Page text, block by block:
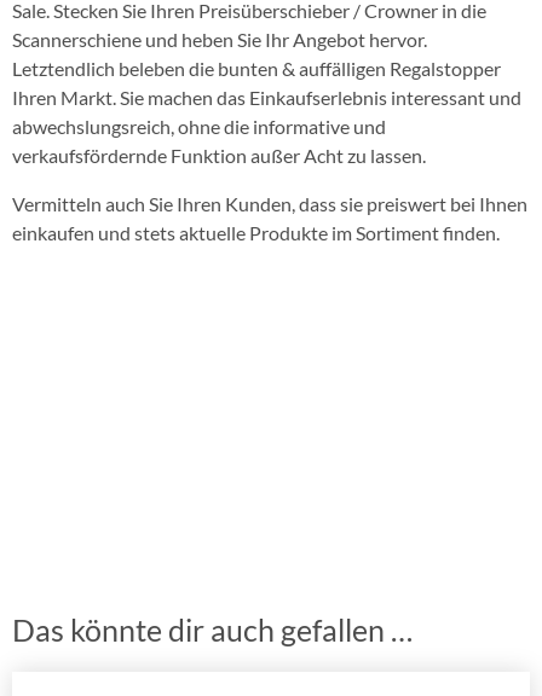
Sale. Stecken Sie Ihren Preisüberschieber / Crowner in die
Scannerschiene und heben Sie Ihr Angebot hervor.
Letztendlich beleben die bunten & auffälligen Regalstopper
Ihren Markt. Sie machen das Einkaufserlebnis interessant und
abwechslungsreich, ohne die informative und
verkaufsfördernde Funktion außer Acht zu lassen.
Vermitteln auch Sie Ihren Kunden, dass sie preiswert bei Ihnen
einkaufen und stets aktuelle Produkte im Sortiment finden.
Das könnte dir auch gefallen …